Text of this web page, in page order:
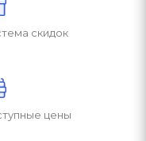
скидок
цены